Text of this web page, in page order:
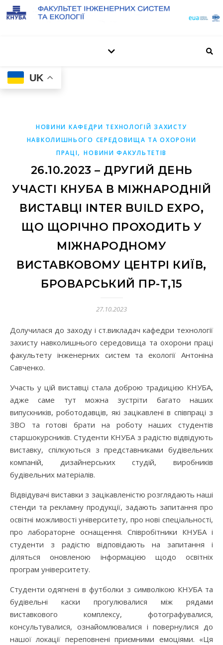
UK
НОВИНИ КАФЕДРИ ТЕХНОЛОГІЙ ЗАХИСТУ
НАВКОЛИШНЬОГО СЕРЕДОВИЩА ТА ОХОРОНИ
ПРАЦІ,НОВИНИ ФАКУЛЬТЕТІВ
26.10.2023 – ДРУГИЙ ДЕНЬ
УЧАСТІ КНУБА В МІЖНАРОДНІЙ
ВИСТАВЦІ INTER BUILD EXPO,
ЩО ЩОРІЧНО ПРОХОДИТЬ У
МІЖНАРОДНОМУ
ВИСТАВКОВОМУ ЦЕНТРІ КИЇВ,
БРОВАРСЬКИЙ ПР-Т,15
27.10.2023
Долучилася до заходу і ст.викладач кафедри технології
захисту навколишнього середовища та охорони праці
факультету інженерних систем та екології Антоніна
Савченко.
Участь у цій виставці стала доброю традицією КНУБА,
адже саме тут можна зустріти багато наших
випускників, роботодавців, які зацікавлені в співпраці з
ЗВО та готові брати на роботу наших студентів
старшокурсників. Студенти КНУБА з радістю відвідують
виставку, спілкуються з представниками будівельних
компаній, дизайнерських студій, виробників
будівельних матеріалів.
Відвідувачі виставки з зацікавленістю розглядають наші
стенди та рекламну продукції, задають запитання про
освітні можливості університету, про нові спеціальності,
про лабораторне оснащення. Співробітники КНУБА і
студенти з радістю відповідають на запитання і
діляться оновленою інформацією щодо освітніх
програм університету.
Студенти одягнені в футболки з символікою КНУБА та
будівельні каски прогулювалися між рядами
виставкового комплексу, фотографувалися,
консультувалися, ознайомлювалися і повернулися до
нашої локації переповнені приємними емоціями. «Ця